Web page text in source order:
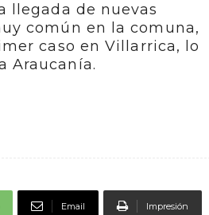
llegada de nuevas
común en la comuna,
caso en Villarrica, lo
Araucanía.
Email Impresión